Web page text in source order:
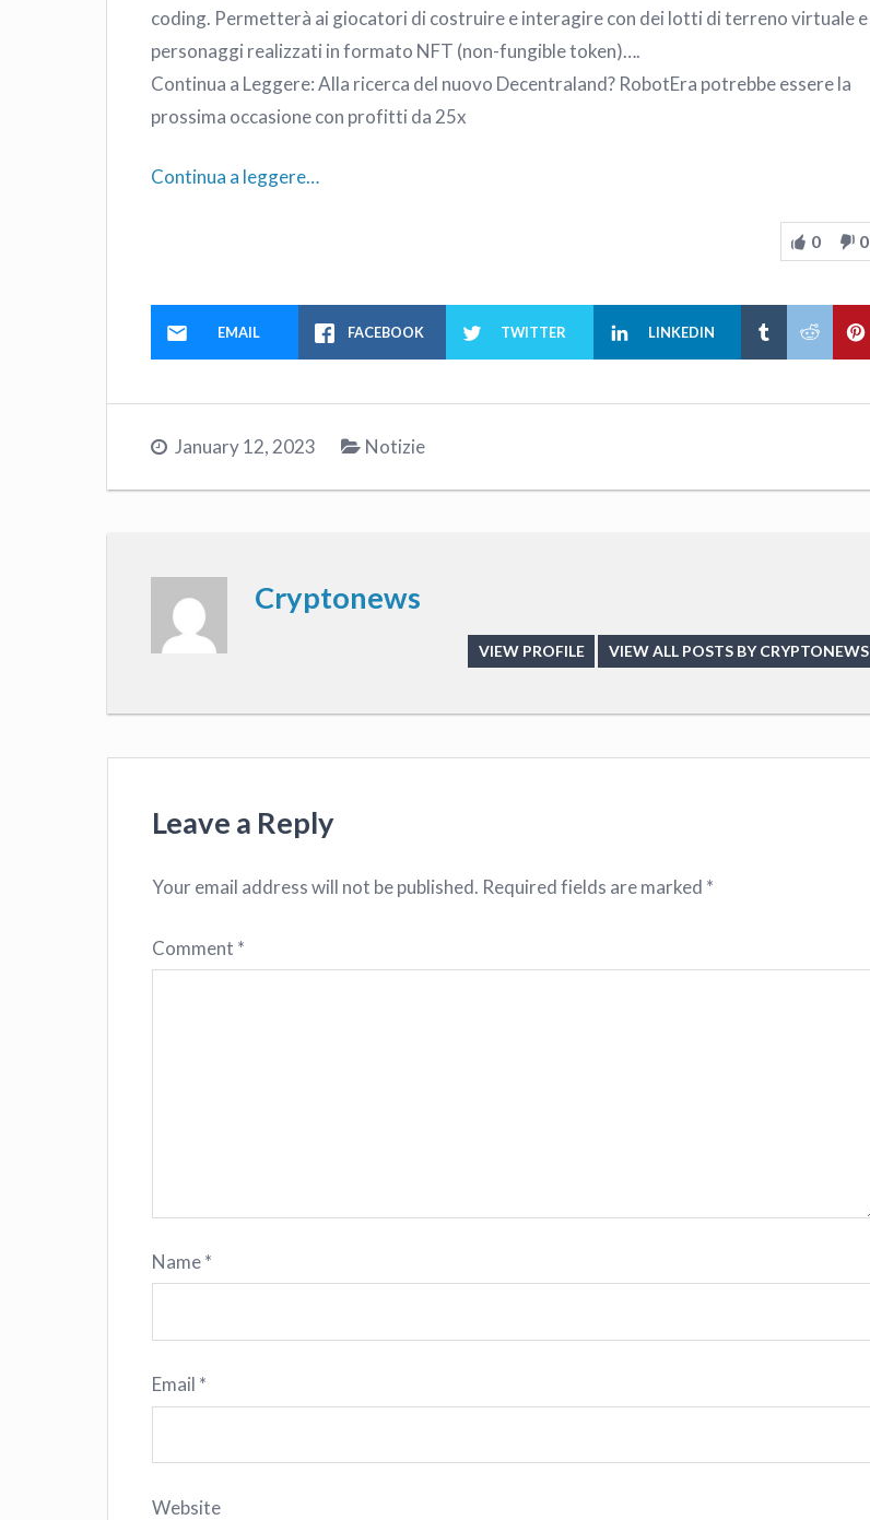
coding. Permetterà ai giocatori di costruire e interagire con dei lotti di terreno virtuale e
personaggi realizzati in formato NFT (non-fungible token)….
Continua a Leggere: Alla ricerca del nuovo Decentraland? RobotEra potrebbe essere la
prossima occasione con profitti da 25x
Continua a leggere…
0 0
EMAIL FACEBOOK TWITTER LINKEDIN
January 12, 2023 Notizie
Cryptonews
VIEW PROFILE VIEW ALL POSTS BY CRYPTONEWS
Leave a Reply
Your email address will not be published. Required fields are marked *
Comment *
Name*
Email *
Website